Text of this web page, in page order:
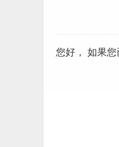
您好， 如果